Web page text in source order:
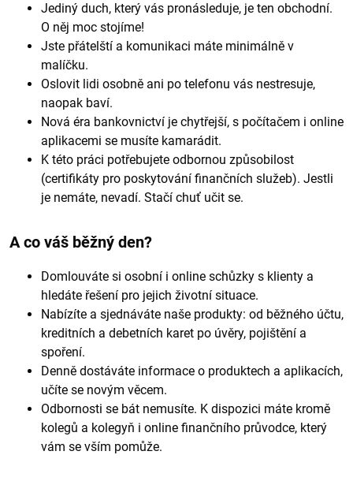
Jediný duch, který vás pronásleduje, je ten obchodní.
O něj moc stojíme!
Jste přátelští a komunikaci máte minimálně v
malíčku.
Oslovit lidi osobně ani po telefonu vás nestresuje,
naopak baví.
Nová éra bankovnictví je chytřejší, s počítačem i online
aplikacemi se musíte kamarádit.
K této práci potřebujete odbornou způsobilost
(certifikáty pro poskytování finančních služeb). Jestli
je nemáte, nevadí. Stačí chuť učit se.
A co váš běžný den?
Domlouváte si osobní i online schůzky s klienty a
hledáte řešení pro jejich životní situace.
Nabízíte a sjednáváte naše produkty: od běžného účtu,
kreditních a debetních karet po úvěry, pojištění a
spoření.
Denně dostáváte informace o produktech a aplikacích,
učíte se novým věcem.
Odbornosti se bát nemusíte. K dispozici máte kromě
kolegů a kolegyň i online finančního průvodce, který
vám se vším pomůže.